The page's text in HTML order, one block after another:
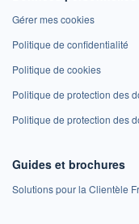
Gérer mes cookies
Politique de confidentialité
Politique de cookies
Politique de protection des
Politique de protection des
Guides et brochures
Solutions pour la Clientèle